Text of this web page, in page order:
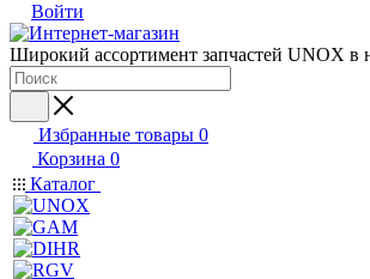
Войти
Широкий ассортимент запчастей UNOX в
Избранные товары 0
Корзина 0
Каталог